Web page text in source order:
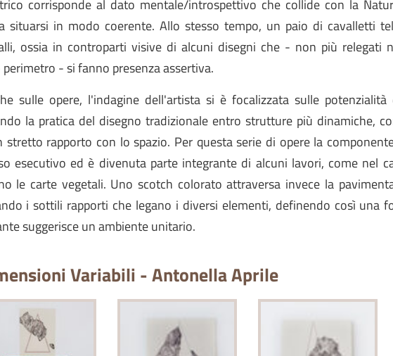
corrisponde al dato mentale/introspettivo che collide con la
situarsi in modo coerente. Allo stesso tempo, un paio di cavalletti
ossia in controparti visive di alcuni disegni che - non più relegati
- si fanno presenza assertiva.
sulle opere, l'indagine dell'artista si è focalizzata sulle
la pratica del disegno tradizionale entro strutture più dinamiche,
stretto rapporto con lo spazio. Per questa serie di opere la
esecutivo ed è divenuta parte integrante di alcuni lavori, come nel
le carte vegetali. Uno scotch colorato attraversa invece la
i sottili rapporti che legano i diversi elementi, definendo così una
suggerisce un ambiente unitario.
Variabili - Antonella Aprile